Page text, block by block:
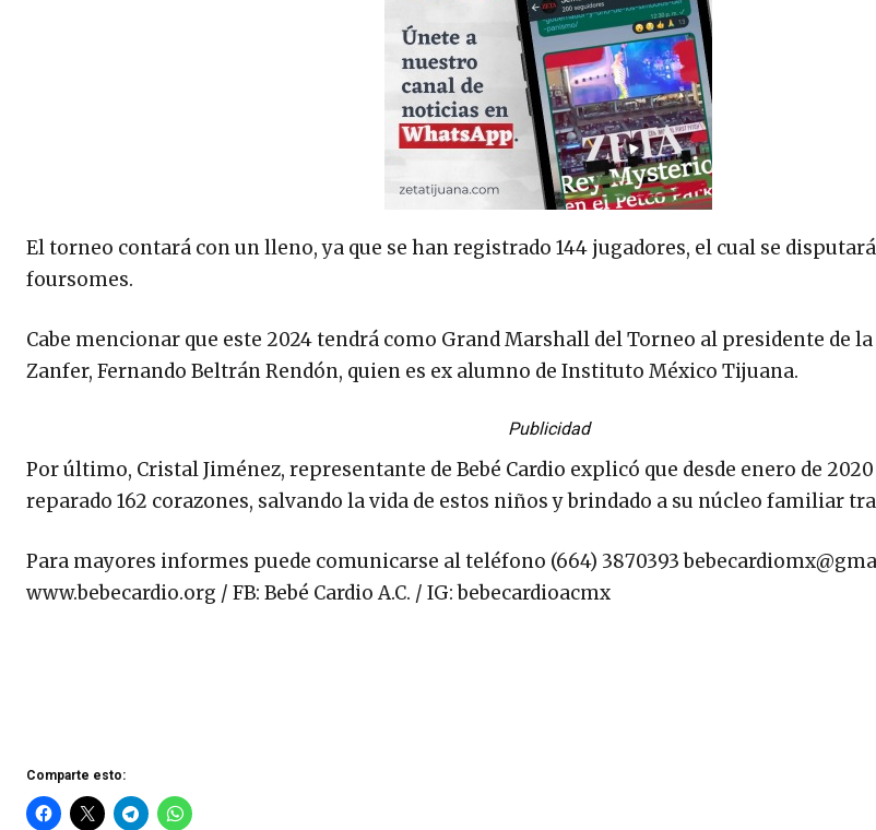
El torneo contará con un lleno, ya que se han registrado 144 jugadores, el cual se
foursomes.
Cabe mencionar que este 2024 tendrá como Grand Marshall del Torneo al presidente de
Zanfer, Fernando Beltrán Rendón, quien es ex alumno de Instituto México Tijuana.
Publicidad
Por último, Cristal Jiménez, representante de Bebé Cardio explicó que desde enero de
reparado 162 corazones, salvando la vida de estos niños y brindado a su núcleo familiar
Para mayores informes puede comunicarse al teléfono (664) 3870393
www.bebecardio.org / FB: Bebé Cardio A.C. / IG: bebecardioacmx
Comparte esto: